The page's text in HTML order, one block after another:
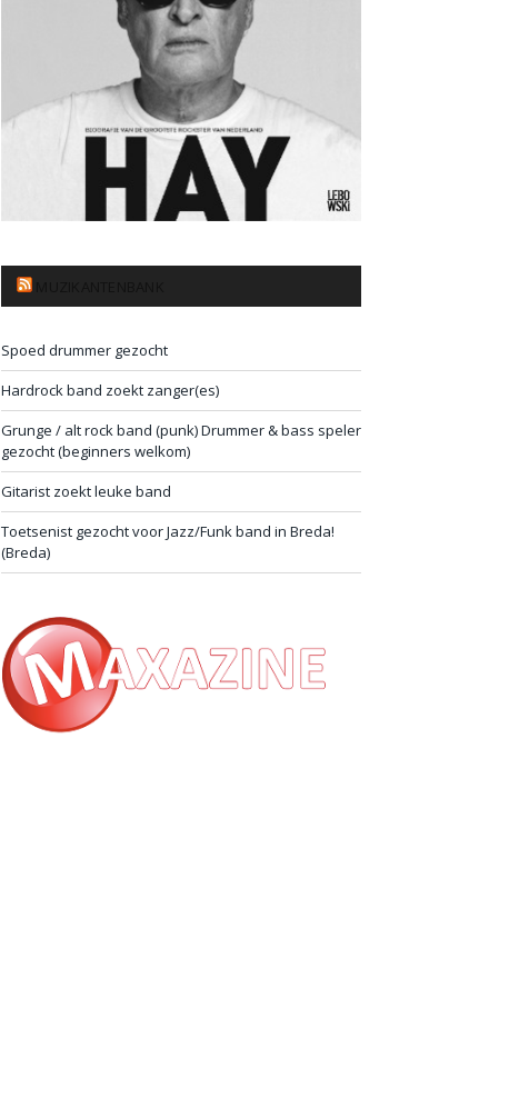
Spoed drummer gezocht
Hardrock band zoekt zanger(es)
Grunge / alt rock band (punk) Drummer & bass speler
gezocht (beginners welkom)
Gitarist zoekt leuke band
Toetsenist gezocht voor Jazz/Funk band in Breda!
(Breda)